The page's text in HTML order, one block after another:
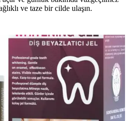
ve taze bir cilde ulaşın.